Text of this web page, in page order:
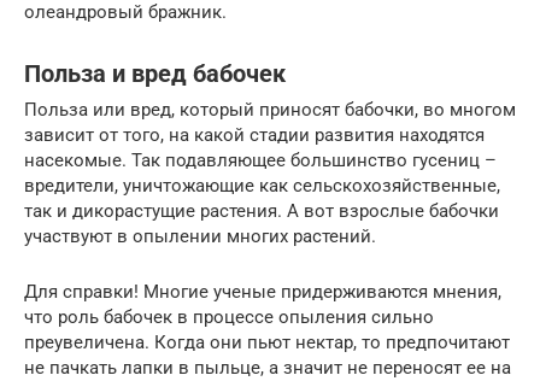
олеандровый бражник.
Польза и вред бабочек
Польза или вред, который приносят бабочки, во многом
зависит от того, на какой стадии развития находятся
насекомые. Так подавляющее большинство гусениц –
вредители, уничтожающие как сельскохозяйственные,
так и дикорастущие растения. А вот взрослые бабочки
участвуют в опылении многих растений.
Для справки! Многие ученые придерживаются мнения,
что роль бабочек в процессе опыления сильно
преувеличена. Когда они пьют нектар, то предпочитают
не пачкать лапки в пыльце, а значит не переносят ее на